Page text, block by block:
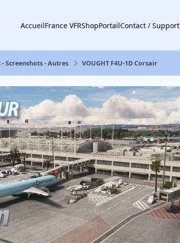
AccueilFrance VFRShopPortailContact / Support
- Screenshots - Autres VOUGHT F4U-1D Corsair